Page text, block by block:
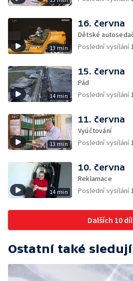
13 min
16. června
Dětské
Poslední vysílání
14 min
15. června
Pád
Poslední vysílání
13 min
11. června
Vyúčtování
Poslední vysílání
14 min
10. června
Reklamace
Poslední vysílání
Dalších 10
Ostatní také sledují